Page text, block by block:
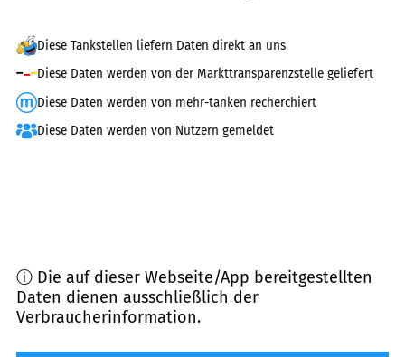
Diese Tankstellen liefern Daten direkt an uns
Diese Daten werden von der Markttransparenzstelle geliefert
Diese Daten werden von mehr-tanken recherchiert
Diese Daten werden von Nutzern gemeldet
ⓘ Die auf dieser Webseite/App bereitgestellten
Daten dienen ausschließlich der
Verbraucherinformation.